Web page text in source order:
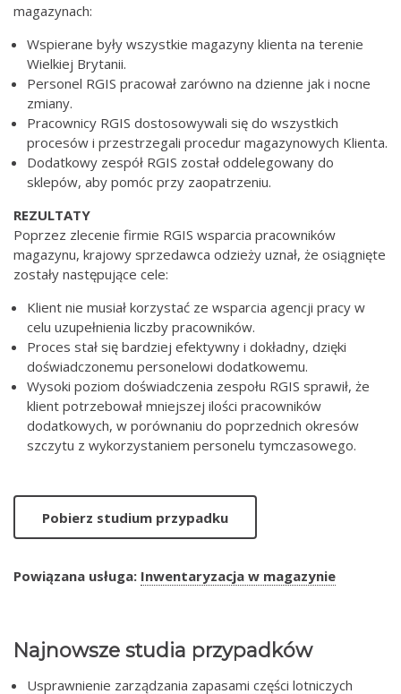
magazynach:
Wspierane były wszystkie magazyny klienta na terenie
Wielkiej Brytanii.
Personel RGIS pracował zarówno na dzienne jak i nocne
zmiany.
Pracownicy RGIS dostosowywali się do wszystkich
procesów i przestrzegali procedur magazynowych Klienta.
Dodatkowy zespół RGIS został oddelegowany do
sklepów, aby pomóc przy zaopatrzeniu.
REZULTATY
Poprzez zlecenie firmie RGIS wsparcia pracowników
magazynu, krajowy sprzedawca odzieży uznał, że osiągnięte
zostały następujące cele:
Klient nie musiał korzystać ze wsparcia agencji pracy w
celu uzupełnienia liczby pracowników.
Proces stał się bardziej efektywny i dokładny, dzięki
doświadczonemu personelowi dodatkowemu.
Wysoki poziom doświadczenia zespołu RGIS sprawił, że
klient potrzebował mniejszej ilości pracowników
dodatkowych, w porównaniu do poprzednich okresów
szczytu z wykorzystaniem personelu tymczasowego.
Pobierz studium przypadku
Powiązana usługa: Inwentaryzacja w magazynie
Najnowsze studia przypadków
Usprawnienie zarządzania zapasami części lotniczych